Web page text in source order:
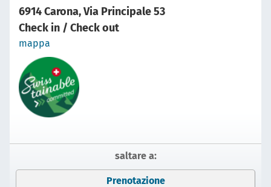
6914 Carona, Via Principale 53
Check in / Check out
mappa
saltare a:
Prenotazione